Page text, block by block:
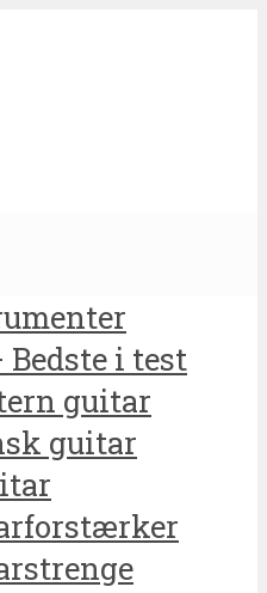
Bedste i test
guitar
guitar